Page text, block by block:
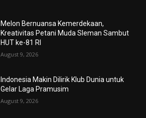
Melon Bernuansa Kemerdekaan,
Kreativitas Petani Muda Sleman Sambut
HUT ke-81 RI
August 9, 2026
Indonesia Makin Dilirik Klub Dunia untuk
Gelar Laga Pramusim
August 9, 2026